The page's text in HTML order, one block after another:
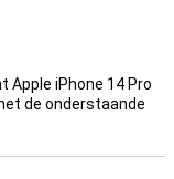
visible to
covers are often not
Apple iPhone 14 Pro
de onderstaande